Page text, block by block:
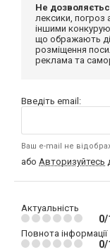
Не
лексики, погроз
іншими
що ображають
розміщення
реклама та
Введіть email:
Ваш e-mail не
або Авторизуйтесь
Актуальність
0/
Повнота інформації
0/